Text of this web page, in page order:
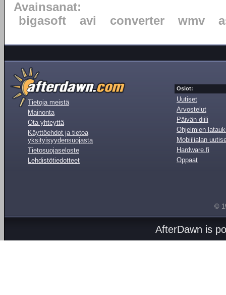
Avainsanat:
bigasoft
avi converter wmv
Tietoja meistä
Mainonta
Ota yhteyttä
Käyttöehdot ja tietoa
yksityisyydensuojasta
Tietosuojaseloste
Lehdistötiedotteet
Osiot:
Uutiset
Arvostelut
Päivän diili
Ohjelmien
Mobiilialan
Hardware.fi
Oppaat
©
AfterDawn is